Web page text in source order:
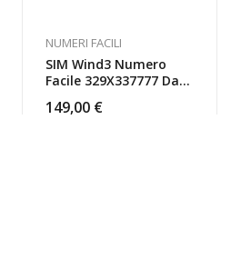
NUMERI FACILI
SIM Wind3 Numero
Facile 329X337777 Da
149,00 €